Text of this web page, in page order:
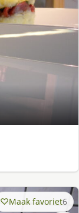
Maak favoriet6